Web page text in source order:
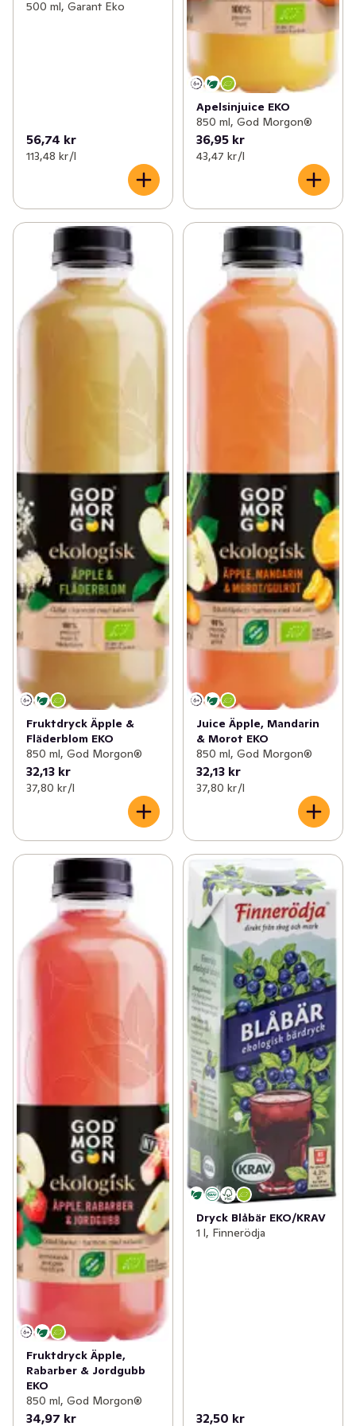
500 ml, Garant Eko
56,74 kr
113,48 kr /l
Apelsinjuice EKO
850 ml, God Morgon®
36,95 kr
43,47 kr /l
Fruktdryck Äpple &
Fläderblom EKO
850 ml, God Morgon®
32,13 kr
37,80 kr /l
Juice Äpple, Mandarin
& Morot EKO
850 ml, God Morgon®
32,13 kr
37,80 kr /l
Fruktdryck Äpple,
Rabarber & Jordgubb
EKO
850 ml, God Morgon®
34,97 kr
Dryck Blåbär EKO/KRAV
1 l, Finnerödja
32,50 kr